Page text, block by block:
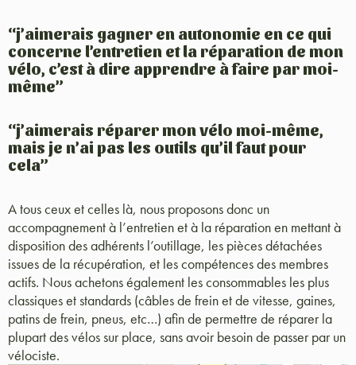
“j’aimerais gagner en autonomie en ce qui
concerne l’entretien et la réparation de mon
vélo, c’est à dire apprendre à faire par moi-
même”
“j’aimerais réparer mon vélo moi-même,
mais je n’ai pas les outils qu’il faut pour
cela”
A tous ceux et celles là, nous proposons donc un
accompagnement à l’entretien et à la réparation en mettant à
disposition des adhérents l’outillage, les pièces détachées
issues de la récupération, et les compétences des membres
actifs. Nous achetons également les consommables les plus
classiques et standards (câbles de frein et de vitesse, gaines,
patins de frein, pneus, etc…) afin de permettre de réparer la
plupart des vélos sur place, sans avoir besoin de passer par un
vélociste.